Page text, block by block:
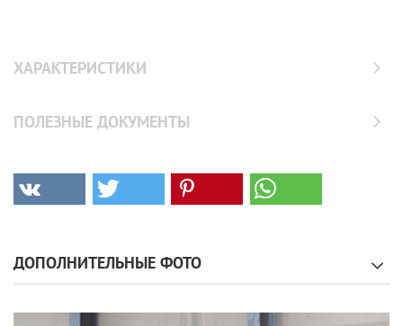
ХАРАКТЕРИСТИКИ
ПОЛЕЗНЫЕ ДОКУМЕНТЫ
ДОПОЛНИТЕЛЬНЫЕ ФОТО